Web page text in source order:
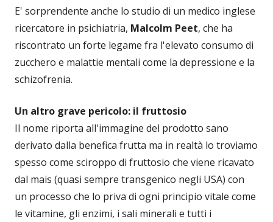
E' sorprendente anche lo studio di un medico inglese
ricercatore in psichiatria, Malcolm Peet, che ha
riscontrato un forte legame fra l'elevato consumo di
zucchero e malattie mentali come la depressione e la
schizofrenia.
Un altro grave pericolo: il fruttosio
Il nome riporta all'immagine del prodotto sano
derivato dalla benefica frutta ma in realtà lo troviamo
spesso come sciroppo di fruttosio che viene ricavato
dal mais (quasi sempre transgenico negli USA) con
un processo che lo priva di ogni principio vitale come
le vitamine, gli enzimi, i sali minerali e tutti i